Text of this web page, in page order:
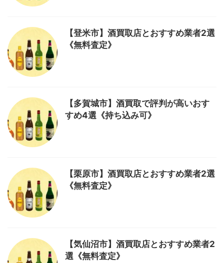
【登米市】酒買取店とおすすめ業者2選
《無料査定》
【多賀城市】酒買取で評判が高いおす
すめ4選《持ち込み可》
【栗原市】酒買取店とおすすめ業者2選
《無料査定》
【気仙沼市】酒買取店とおすすめ業者2
選《無料査定》